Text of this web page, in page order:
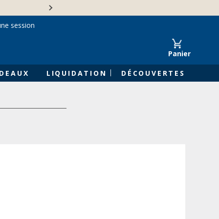
Panier
LIQUIDATION DÉCOUVERTES
session